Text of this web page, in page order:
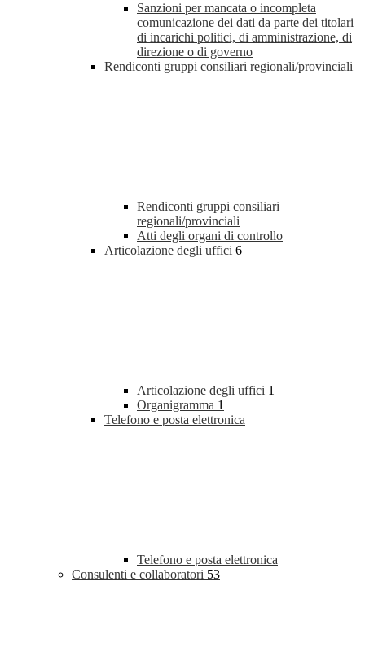
Sanzioni per mancata o incompleta
comunicazione dei dati da parte dei titolari
di incarichi politici, di amministrazione, di
direzione o di governo
Rendiconti gruppi consiliari regionali/provinciali
Rendiconti gruppi consiliari
regionali/provinciali
Atti degli organi di controllo
Articolazione degli uffici 6
Articolazione degli uffici 1
Organigramma 1
Telefono e posta elettronica
Telefono e posta elettronica
Consulenti e collaboratori 53